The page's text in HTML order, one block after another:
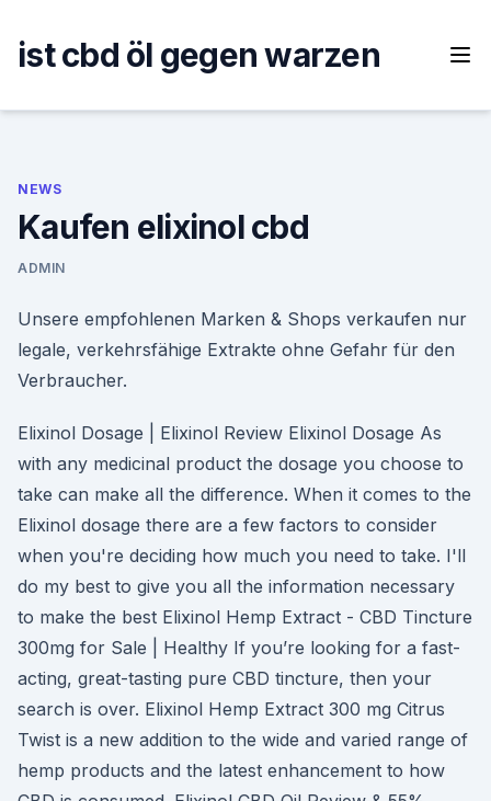
content
ist cbd öl gegen warzen
NEWS
Kaufen elixinol cbd
ADMIN
Unsere empfohlenen Marken & Shops verkaufen nur
legale, verkehrsfähige Extrakte ohne Gefahr für den
Verbraucher.
Elixinol Dosage | Elixinol Review Elixinol Dosage As
with any medicinal product the dosage you choose to
take can make all the difference. When it comes to the
Elixinol dosage there are a few factors to consider
when you're deciding how much you need to take. I'll
do my best to give you all the information necessary
to make the best Elixinol Hemp Extract - CBD Tincture
300mg for Sale | Healthy If you’re looking for a fast-
acting, great-tasting pure CBD tincture, then your
search is over. Elixinol Hemp Extract 300 mg Citrus
Twist is a new addition to the wide and varied range of
hemp products and the latest enhancement to how